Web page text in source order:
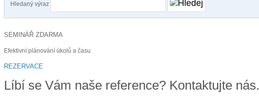
Hledaný výraz
SEMINÁŘ ZDARMA
Efektivní plánování úkolů a času
REZERVACE
Líbí se Vám naše reference? Kontaktujte nás.